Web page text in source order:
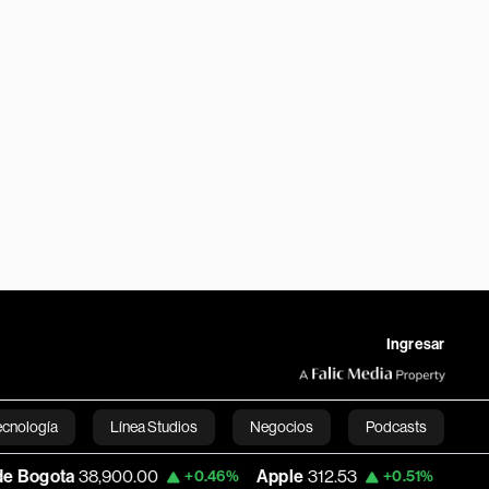
Ingresar
Línea Studios Negocios Podcasts
English
+0.46% Apple 312.53 +0.51% USD COP 3,159.39